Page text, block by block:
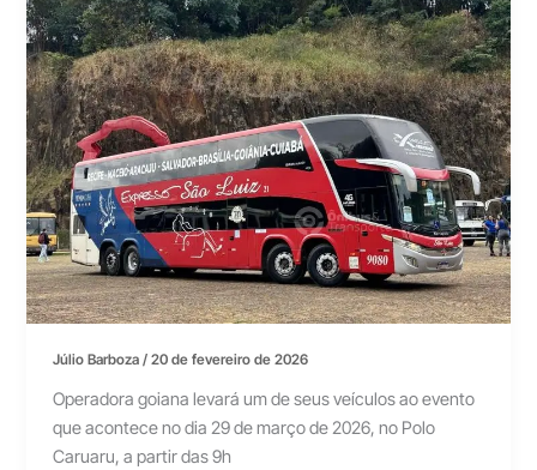
Júlio Barboza/20 de fevereiro de 2026
Operadora goiana levará um de seus veículos ao evento
que acontece no dia 29 de março de 2026, no Polo
Caruaru, a partir das 9h